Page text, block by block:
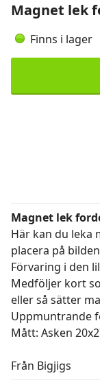
Magnet lek
Finns i lager
Magnet lek
Här kan du leka
placera på
Förvaring i den
Medföljer kort
eller så sätter
Uppmuntrande
Mått: Asken
Från Bigjigs